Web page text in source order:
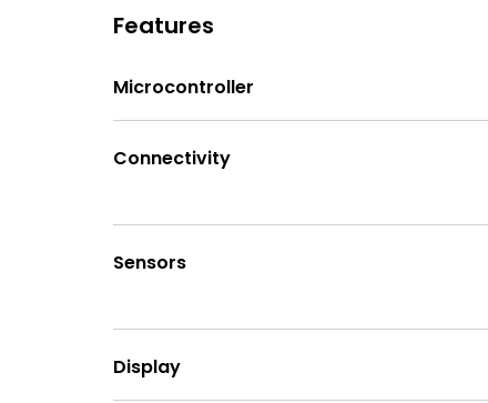
Features
Microcontroller
Connectivity
Sensors
Display